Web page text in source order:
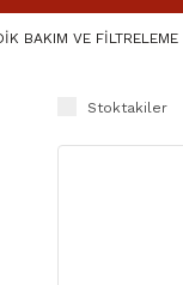
BAKIM VE FİLTRELEME
Stoktakiler